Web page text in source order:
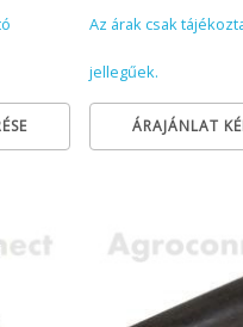
Az árak csak
jellegűek.
ÁRAJÁNLAT